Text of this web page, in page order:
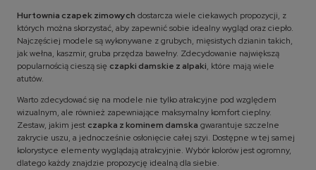
Hurtownia czapek zimowych dostarcza wiele ciekawych propozycji, z
których można skorzystać, aby zapewnić sobie idealny wygląd oraz ciepło.
Najczęściej modele są wykonywane z grubych, mięsistych dzianin takich,
jak wełna, kaszmir, gruba przędza bawełny. Zdecydowanie największą
popularnością cieszą się czapki damskie z alpaki, które mają wiele
atutów.
Warto zdecydować się na modele nie tylko atrakcyjne pod względem
wizualnym, ale również zapewniające maksymalny komfort cieplny.
Zestaw, jakim jest czapka z kominem damska gwarantuje szczelne
zakrycie uszu, a jednocześnie osłonięcie całej szyi. Dostępne w tej samej
kolorystyce elementy wyglądają atrakcyjnie. Wybór kolorów jest ogromny,
dlatego każdy znajdzie propozycję idealną dla siebie.